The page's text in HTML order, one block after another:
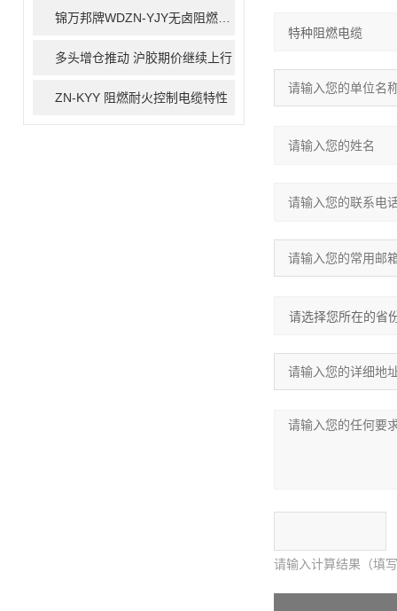
多头增仓推动 沪胶期价继续上行
ZN-KYY 阻燃耐火控制电缆特性
请输入计算结果（填